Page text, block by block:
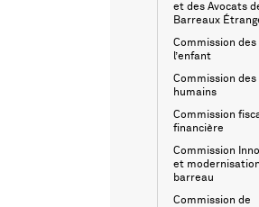
et des Avocats
Barreaux
Commission
l’enfant
Commission
humains
Commission
financière
Commission
et
barreau
Commission de